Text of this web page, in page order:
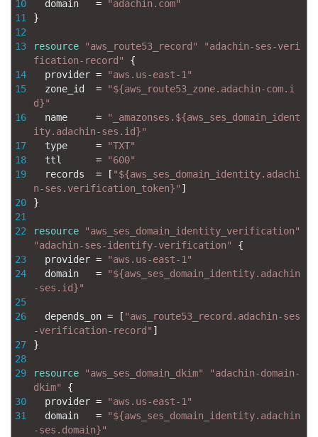
10
11
12
13
14
15
16
17
18
19
20
21
22
23
24
25
26
27
28
29
30
31
domain
=
"adachin.com"
}
resource "aws_route53_record"
"adachin-ses-veri
fication-record"
{
provider =
"aws.us-east-1"
zone_id
=
"${aws_route53_zone.adachin-com.i
d}"
name
=
"_amazonses.${aws_ses_domain_ident
ity.adachin-ses.id}"
type
=
"TXT"
ttl
=
"600"
records
= [ "${aws_ses_domain_identity.adachi
n-ses.verification_token}" ]
}
resource
"aws_ses_domain_identity_verification"
"adachin-ses-identify-verification"
{
provider =
"aws.us-east-1"
domain
=
"${aws_ses_domain_identity.adachin
-ses.id}"
depends_on = [ "aws_route53_record.adachin-ses
-verification-record" ]
}
resource "aws_ses_domain_dkim"
"adachin-domain-
dkim"
{
provider =
"aws.us-east-1"
domain
=
"${aws_ses_domain_identity.adachin
-ses.domain}"